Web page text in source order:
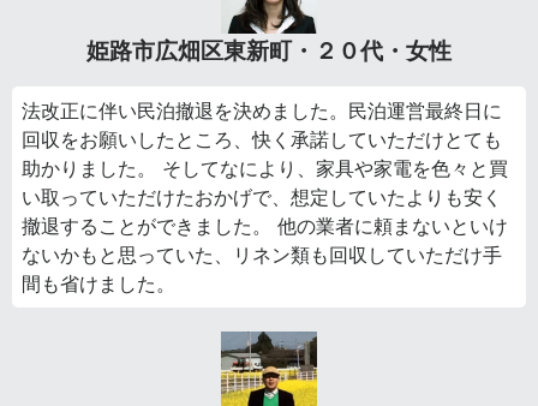
姫路市広畑区東新町・２０代・女性
法改正に伴い民泊撤退を決めました。民泊運営最終日に
回収をお願いしたところ、快く承諾していただけとても
助かりました。 そしてなにより、家具や家電を色々と買
い取っていただけたおかげで、想定していたよりも安く
撤退することができました。 他の業者に頼まないといけ
ないかもと思っていた、リネン類も回収していただけ手
間も省けました。